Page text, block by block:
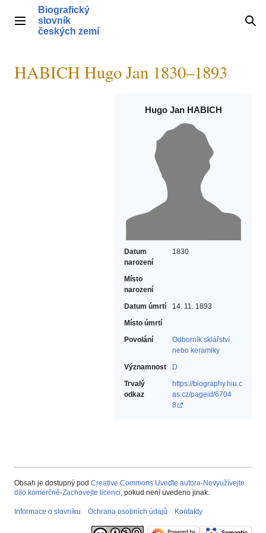
obsahHlavní menu
Biografický
slovník
českých zemí
HABICH Hugo Jan 1830–1893
Hugo Jan HABICH
Datum
narození
1830
Místo
narození
Datum úmrtí
14. 11. 1893
Místo úmrtí
Povolání
Odborník sklářství
nebo keramiky‎
Významnost
D
Trvalý
odkaz
https://biography.hiu.c
as.cz/pageid/6704
8
Obsah je dostupný pod Creative Commons Uveďte autora-Nevyužívejte
dílo komerčně-Zachovejte licenci, pokud není uvedeno jinak.
Informace o slovníku Ochrana osobních údajů Kontakty